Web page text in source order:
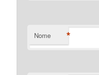
Nome *